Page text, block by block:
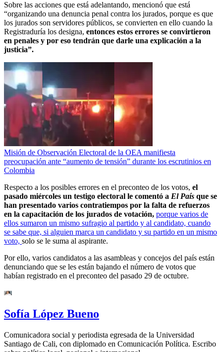
Sobre las acciones que está adelantando, mencionó que está
“organizando una denuncia penal contra los jurados, porque es que
los jurados son servidores públicos, se convierten en ello cuando la
Registraduría los designa, entonces estos errores se convirtieron
en penales y por eso tendrán que darle una explicación a la
justicia”.
Misión de Observación Electoral de la OEA manifiesta
preocupación ante “aumento de tensión” durante los escrutinios en
Colombia
Respecto a los posibles errores en el preconteo de los votos, el
pasado miércoles un testigo electoral le comentó a El País que se
han presentado varios contratiempos por la falta de refuerzos
en la capacitación de los jurados de votación, porque varios de
ellos sumaron un mismo sufragio al partido y al candidato, cuando
se sabe que, si alguien marca un candidato y su partido en un mismo
voto, solo se le suma al aspirante.
Por ello, varios candidatos a las asambleas y concejos del país están
denunciando que se les están bajando el número de votos que
habían registrado en el preconteo del pasado 29 de octubre.
Sofía López Bueno
Comunicadora social y periodista egresada de la Universidad
Santiago de Cali, con diplomado en Comunicación Política. Escribo